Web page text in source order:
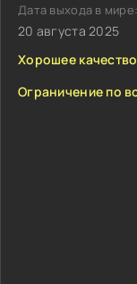
Дата выхода в мире:
20 августа 2025
Хорошее
Ограничение по